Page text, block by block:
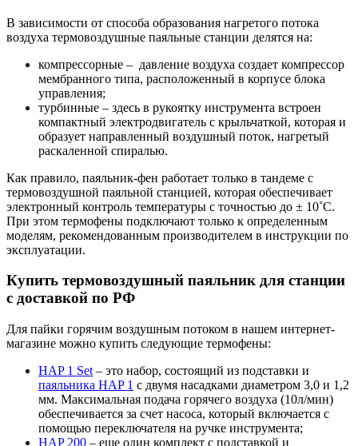
В зависимости от способа образования нагретого потока
воздуха термовоздушные паяльные станции делятся на:
компрессорные – давление воздуха создает компрессор
мембранного типа, расположенный в корпусе блока
управления;
турбинные – здесь в рукоятку инструмента встроен
компактный электродвигатель с крыльчаткой, которая и
образует направленный воздушный поток, нагретый
раскаленной спиралью.
Как правило, паяльник-фен работает только в тандеме с
термовоздушной паяльной станцией, которая обеспечивает
электронный контроль температуры с точностью до ± 10˚С.
При этом термофены подключают только к определенным
моделям, рекомендованным производителем в инструкции по
эксплуатации.
Купить термовоздушный паяльник для станции
с доставкой по РФ
Для пайки горячим воздушным потоком в нашем интернет-
магазине можно купить следующие термофены:
HAP 1 Set – это набор, состоящий из подставки и
паяльника HAP 1 с двумя насадками диаметром 3,0 и 1,2
мм. Максимальная подача горячего воздуха (10л/мин)
обеспечивается за счет насоса, который включается с
помощью переключателя на ручке инструмента;
HAP 200 – еще один комплект с подставкой и